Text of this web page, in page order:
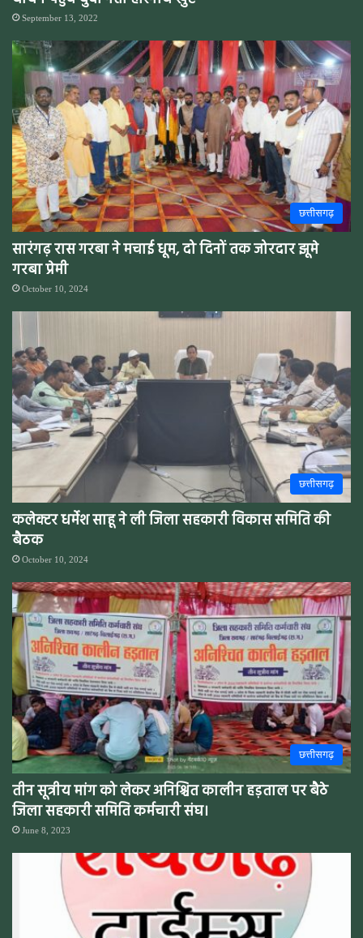
September 13, 2022
छत्तीसगढ़
सारंगढ़ रास गरबा ने मचाई धूम, दो दिनों तक जोरदार झूमे
गरबा प्रेमी
October 10, 2024
छत्तीसगढ़
कलेक्टर धर्मेश साहू ने ली जिला सहकारी विकास समिति की
बैठक
October 10, 2024
छत्तीसगढ़
तीन सूत्रीय मांग को लेकर अनिश्चित कालीन हड़ताल पर बैठे
जिला सहकारी समिति कर्मचारी संघ।
June 8, 2023